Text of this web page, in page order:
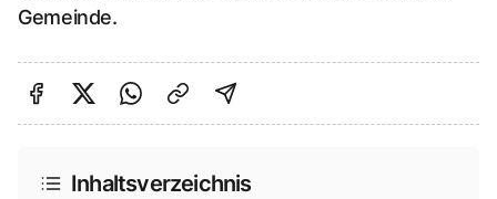
Gemeinde.
Auf Facebook teilen
Auf Twitter teilen
Per Link teilen
shareViaEmail
Inhaltsverzeichnis